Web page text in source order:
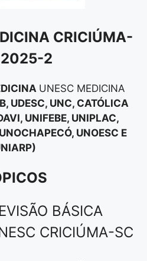
CRICIÚMA-
2025-2
UNESC MEDICINA
UDESC, UNC, CATÓLICA
UNIFEBE, UNIPLAC,
UNOESC E
BÁSICA
CRICIÚMA-SC